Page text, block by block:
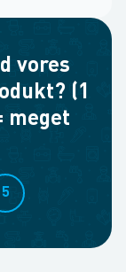
vores
(1
meget
5